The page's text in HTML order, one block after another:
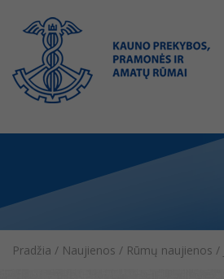
Pradžia / Naujienos / Rūmų naujienos /